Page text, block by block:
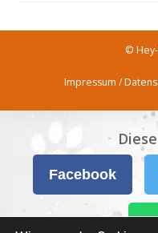
©
Impressum /
Facebook